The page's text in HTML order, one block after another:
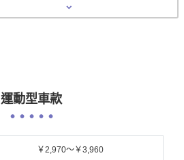
運動型車款
￥2,970～￥3,960